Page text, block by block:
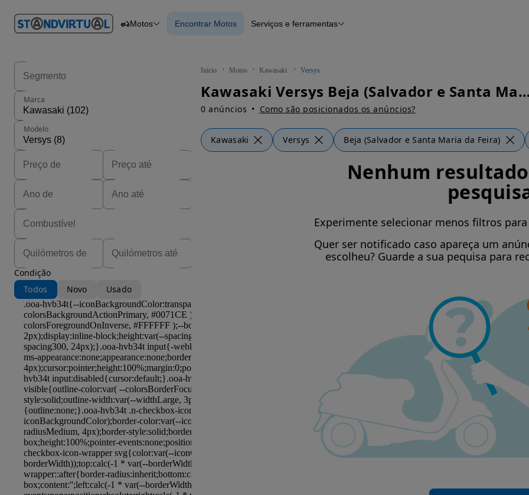
em
Carros Carros
Motos Encontrar Motos Serviços e ferramentas
Início Motos Kawasaki Versys
Kawasaki Versys Beja (Salvador e
0 anúncios Como são posicionados os anúncios?
Kawasaki Versys Beja (Salvador e Santa Maria da Feira)
Marca
Modelo
Condição
Todos
Novo Usado
Nenhum
Experimente selecionar menos filtros
Quer ser notificado caso apareça um
escolheu? Guarde a sua pequisa para